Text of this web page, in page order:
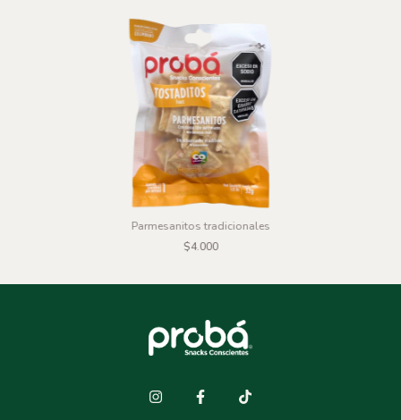
Parmesanitos tradicionales
$4.000